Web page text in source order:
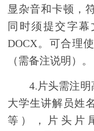
显杂音和卡顿，
同时须提交字
DOCX。可合理
（需备注说明）。
4.片头需注明
大学生讲解员姓
等），片头片